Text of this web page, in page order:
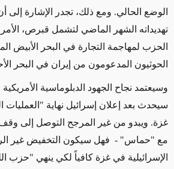
الوضع الحالي. ومع ذلك، تجدر الإشارة إلى
تهديداته الشهر الماضي لتشمل قبرص، الأمر
الحزب لمهاجمة التجارة في البحر الأبيض
الحوثيون المدعومون من إيران في البحر
وسيعتمد نجاح الجهود الدبلوماسية
سيحدث بعد إعلان إسرائيل نهاية "العمليات
غزة. ويبدو من غير المرجح التوصل إلى
مع "حماس" - فهل سيكون التخفيض غير
الإسرائيلية في غزة كافياً لكي ينهي "حزب